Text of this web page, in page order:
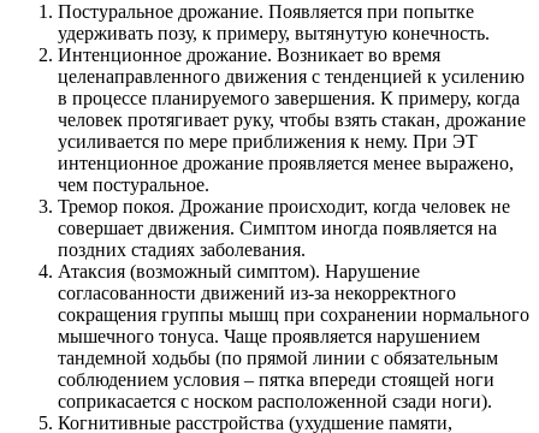
Постуральное дрожание. Появляется при попытке
удерживать позу, к примеру, вытянутую конечность.
Интенционное дрожание. Возникает во время
целенаправленного движения с тенденцией к усилению
в процессе планируемого завершения. К примеру, когда
человек протягивает руку, чтобы взять стакан, дрожание
усиливается по мере приближения к нему. При ЭТ
интенционное дрожание проявляется менее выражено,
чем постуральное.
Тремор покоя. Дрожание происходит, когда человек не
совершает движения. Симптом иногда появляется на
поздних стадиях заболевания.
Атаксия (возможный симптом). Нарушение
согласованности движений из-за некорректного
сокращения группы мышц при сохранении нормального
мышечного тонуса. Чаще проявляется нарушением
тандемной ходьбы (по прямой линии с обязательным
соблюдением условия – пятка впереди стоящей ноги
соприкасается с носком расположенной сзади ноги).
Когнитивные расстройства (ухудшение памяти,